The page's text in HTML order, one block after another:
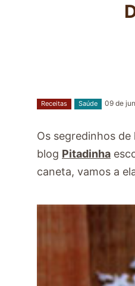
Receitas Saúde 09 de
Os segredinhos
blog Pitadinha
caneta, vamos a